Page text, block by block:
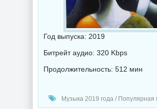
Год выпуска: 2019
Битрейт аудио: 320 Kbps
Продолжительность: 512 мин
Музыка 2019 года / Популярная музыка /